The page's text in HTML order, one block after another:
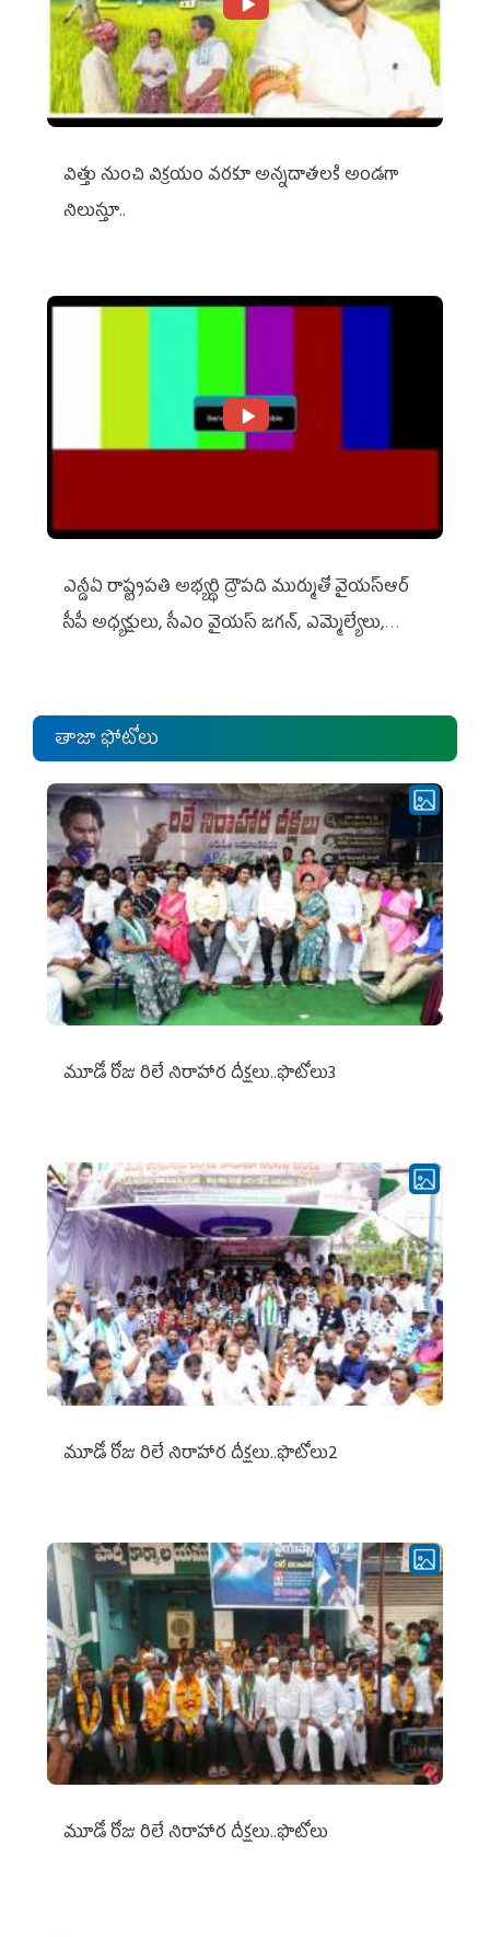
విత్తు నుంచి విక్రయం వరకూ అన్నదాతలకి అండగా
నిలుస్తూ..
ఎన్డీఏ రాష్ట్ర‌ప‌తి అభ్య‌ర్థి ద్రౌప‌ది ముర్ముతో వైయ‌స్ఆర్
సీపీ అధ్య‌క్షులు, సీఎం వైయ‌స్ జ‌గ‌న్, ఎమ్మెల్యేలు,
తాజా ఫోటోలు
మూడో రోజు రిలే నిరాహార దీక్షలు..ఫొటోలు3
మూడో రోజు రిలే నిరాహార దీక్షలు..ఫొటోలు2
మూడో రోజు రిలే నిరాహార దీక్షలు..ఫొటోలు